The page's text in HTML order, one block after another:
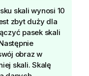
skali wynosi 10
zbyt duży dla
pasek skali
obraz w
skali. Skalę